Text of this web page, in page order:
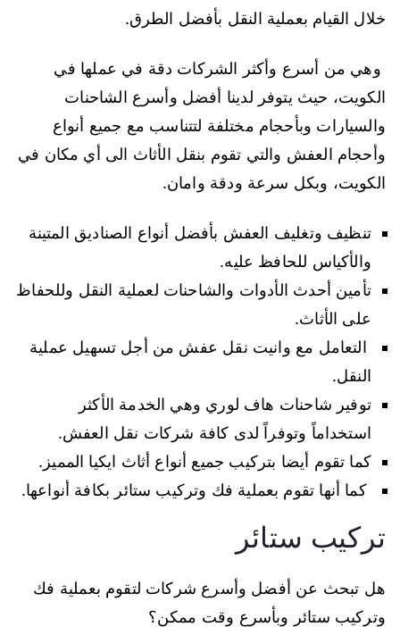
خلال القيام بعملية النقل بأفضل الطرق.
وهي من أسرع وأكثر الشركات دقة في عملها في
الكويت، حيث يتوفر لدينا أفضل وأسرع الشاحنات
والسيارات وبأحجام مختلفة لتتناسب مع جميع أنواع
وأحجام العفش والتي تقوم بنقل الأثاث الى أي مكان في
الكويت، وبكل سرعة ودقة وامان.
تنظيف وتغليف العفش بأفضل أنواع الصناديق المتينة
والأكياس للحافظ عليه.
تأمين أحدث الأدوات والشاحنات لعملية النقل وللحفاظ
على الأثاث.
التعامل مع وانيت نقل عفش من أجل تسهيل عملية
النقل.
توفير شاحنات هاف لوري وهي الخدمة الأكثر
استخداماً وتوفراً لدى كافة شركات نقل العفش.
كما تقوم أيضا بتركيب جميع أنواع أثاث ايكيا المميز.
كما أنها تقوم بعملية فك وتركيب ستائر بكافة أنواعها.
تركيب ستائر
هل تبحث عن أفضل وأسرع شركات لتقوم بعملية فك
وتركيب ستائر وبأسرع وقت ممكن؟